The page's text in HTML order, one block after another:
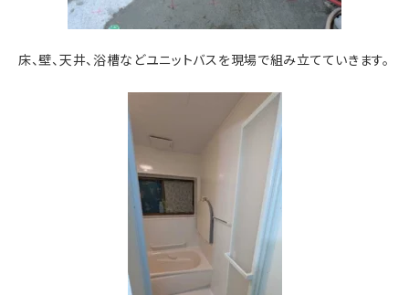
床、壁、天井、浴槽などユニットバスを現場で組み立てていきます。